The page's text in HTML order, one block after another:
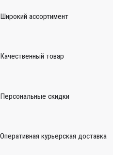
Широкий ассортимент
Качественный товар
Персональные скидки
Оперативная курьерская доставка